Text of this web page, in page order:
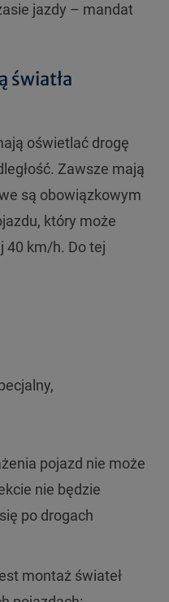
jazdy – mandat
światła
oświetlać drogę
Zawsze mają
są obowiązkowym
który może
40 km/h. Do tej
pojazd nie może
nie będzie
po drogach
montaż świateł